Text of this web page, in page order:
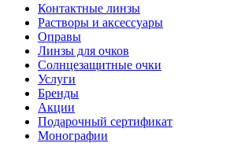
Контактные линзы
Растворы и аксессуары
Оправы
Линзы для очков
Солнцезащитные очки
Услуги
Бренды
Акции
Подарочный сертификат
Монографии